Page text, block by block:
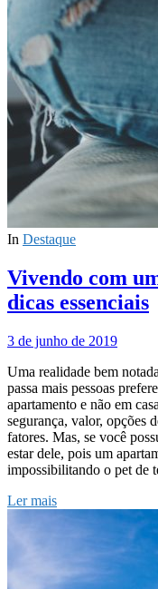
In Destaque
Vivendo com
dicas essenciais
3 de junho de 2019
Uma realidade bem
passa mais pessoas
apartamento e não em
segurança, valor, opções
fatores. Mas, se você
estar dele, pois um
impossibilitando o pet de
Ler mais